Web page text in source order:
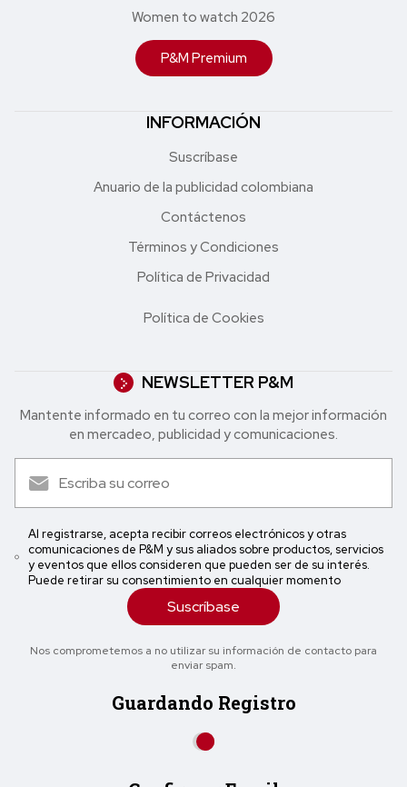
Women to watch 2026
P&M Premium
INFORMACIÓN
Suscríbase
Anuario de la publicidad colombiana
Contáctenos
Términos y Condiciones
Política de Privacidad
Política de Cookies
NEWSLETTER P&M
Mantente informado en tu correo con la mejor in formación
en mercadeo, publicidad y comunicaciones.
Al registrarse, acepta recibir correos electrónicos y otras
comunicaciones de P&M y sus aliados sobre productos, servicios
y eventos que ellos consideren que pueden ser de su interés.
Puede retirar su consentimiento en cualquier momento
Suscríbase
Nos comprometemos a no utilizar su información de contacto para
enviar spam.
Guardando Registro